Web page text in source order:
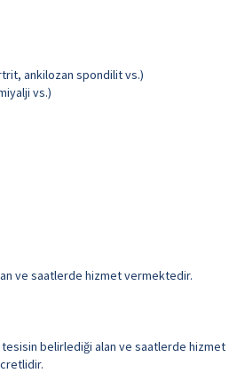
ankilozan spondilit vs.)
vs.)
ve saatlerde hizmet vermektedir.
belirlediği alan ve saatlerde hizmet